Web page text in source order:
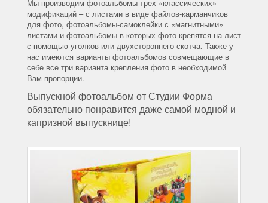
Мы производим фотоальбомы трех «классических»
модификаций – с листами в виде файлов-карманчиков
для фото, фотоальбомы-самоклейки с «магнитными»
листами и фотоальбомы в которых фото крепятся на лист
с помощью уголков или двухстороннего скотча. Также у
нас имеются варианты фотоальбомов совмещающие в
себе все три варианта крепления фото в необходимой
Вам пропорции.
Выпускной фотоальбом от Студии Форма
обязательно понравится даже самой модной и
капризной выпускнице!